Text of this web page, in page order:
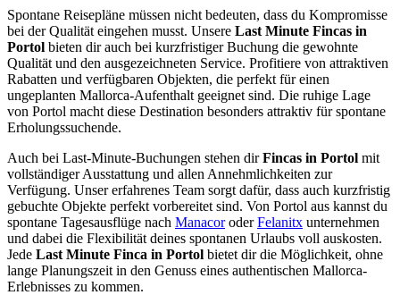
Spontane Reisepläne müssen nicht bedeuten, dass du Kompromisse
bei der Qualität eingehen musst. Unsere Last Minute Fincas in
Portol bieten dir auch bei kurzfristiger Buchung die gewohnte
Qualität und den ausgezeichneten Service. Profitiere von attraktiven
Rabatten und verfügbaren Objekten, die perfekt für einen
ungeplanten Mallorca-Aufenthalt geeignet sind. Die ruhige Lage
von Portol macht diese Destination besonders attraktiv für spontane
Erholungssuchende.
Auch bei Last-Minute-Buchungen stehen dirFincas in Portol mit
vollständiger Ausstattung und allen Annehmlichkeiten zur
Verfügung. Unser erfahrenes Team sorgt dafür, dass auch kurzfristig
gebuchte Objekte perfekt vorbereitet sind. Von Portol aus kannst du
spontane Tagesausflüge nach ManacoroderFelanitx unternehmen
und dabei die Flexibilität deines spontanen Urlaubs voll auskosten.
Jede Last Minute Finca in Portol bietet dir die Möglichkeit, ohne
lange Planungszeit in den Genuss eines authentischen Mallorca-
Erlebnisses zu kommen.